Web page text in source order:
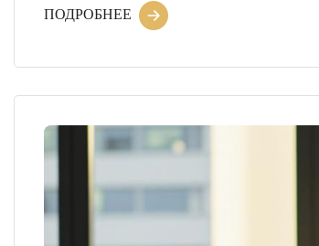
ПОДРОБНЕЕ